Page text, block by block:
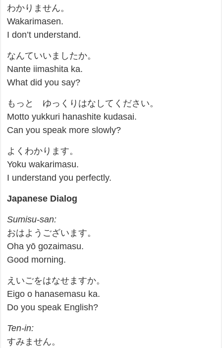
わかりません。
Wakarimasen.
I don’t understand.
なんていいましたか。
Nante iimashita ka.
What did you say?
もっと ゆっくりはなしてください。
Motto yukkuri hanashite kudasai.
Can you speak more slowly?
よくわかります。
Yoku wakarimasu.
I understand you perfectly.
Japanese Dialog
Sumisu-san:
おはようございます。
Oha yō gozaimasu.
Good morning.
えいごをはなせますか。
Eigo o hanasemasu ka.
Do you speak English?
Ten-in:
すみません。